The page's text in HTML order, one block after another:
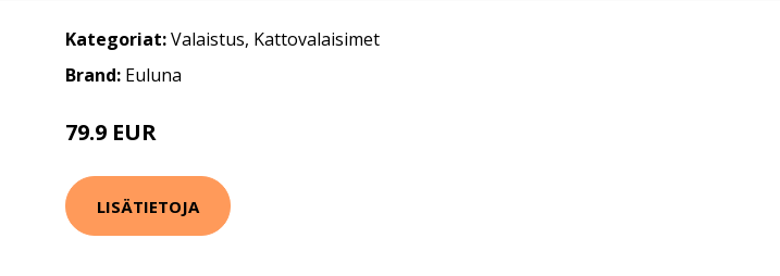
Kategoriat:Valaistus, Kattovalaisimet
Brand: Euluna
79.9 EUR
LISÄTIETOJA